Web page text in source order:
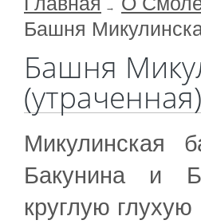
Башня
Башня
(утраченная)
Микулинская
Бакунина и
круглую